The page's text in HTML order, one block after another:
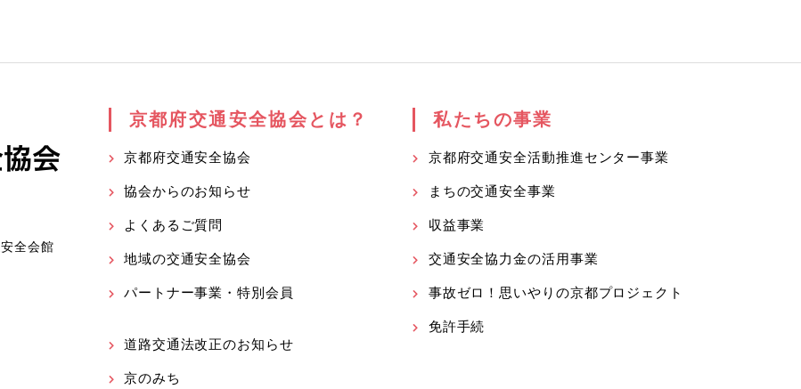
全会館
京都府交通安全協会とは？
京都府交通安全協会
協会からのお知らせ
よくあるご質問
地域の交通安全協会
パートナー事業・特別会員
道路交通法改正のお知らせ
京のみち
私たちの事業
京都府交通安全活動推進センター事業
まちの交通安全事業
収益事業
交通安全協力金の活用事業
事故ゼロ！思いやりの京都プロジェクト
免許手続